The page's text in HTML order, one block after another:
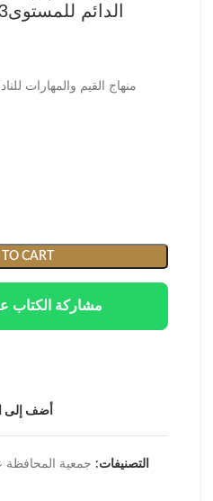
الدائم للمستوى3، السنه 1، الفصل 2
CART
📤 مشاركة الكتاب
أضف إلى
التصنيفات: جمعية المحافظة